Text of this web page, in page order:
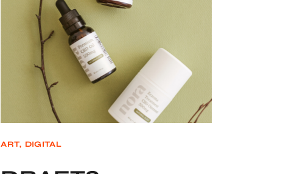
ART DIGITAL